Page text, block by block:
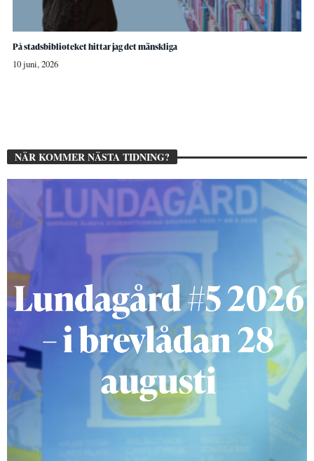
På stadsbiblioteket hittar jag det mänskliga
10 juni, 2026
NÄR KOMMER NÄSTA TIDNING?